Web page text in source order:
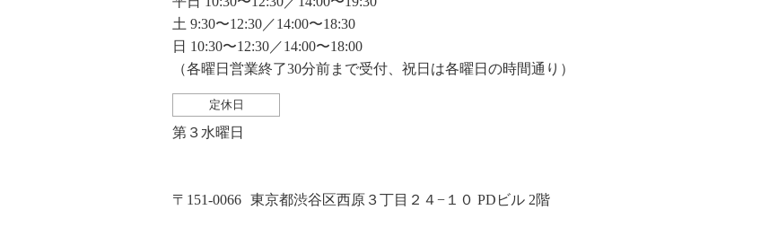
土 9:30〜12:30／14:00〜18:30
日 10:30〜12:30／14:00〜18:00
（各曜日営業終了30分前まで受付、祝日は各曜日の時間通り）
定休日
第３水曜日
〒151-0066 東京都渋谷区西原３丁目２４−１０ PDビル 2階